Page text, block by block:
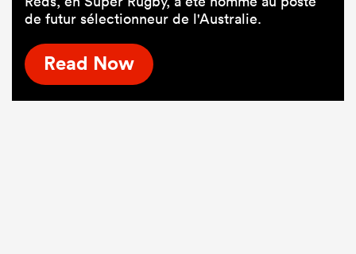
de futur sélectionneur de l'Australie.
Read Now